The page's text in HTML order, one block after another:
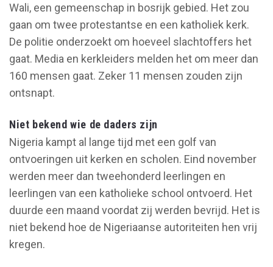
Wali, een gemeenschap in bosrijk gebied. Het zou
gaan om twee protestantse en een katholiek kerk.
De politie onderzoekt om hoeveel slachtoffers het
gaat. Media en kerkleiders melden het om meer dan
160 mensen gaat. Zeker 11 mensen zouden zijn
ontsnapt.
Niet bekend wie de daders zijn
Nigeria kampt al lange tijd met een golf van
ontvoeringen uit kerken en scholen. Eind november
werden meer dan tweehonderd leerlingen en
leerlingen van een katholieke school ontvoerd. Het
duurde een maand voordat zij werden bevrijd. Het is
niet bekend hoe de Nigeriaanse autoriteiten hen vrij
kregen.